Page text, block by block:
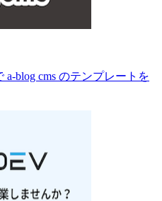
a-blog cms のテンプレートを